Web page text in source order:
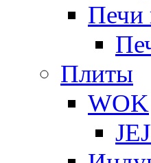
Печи
Плиты
WOK